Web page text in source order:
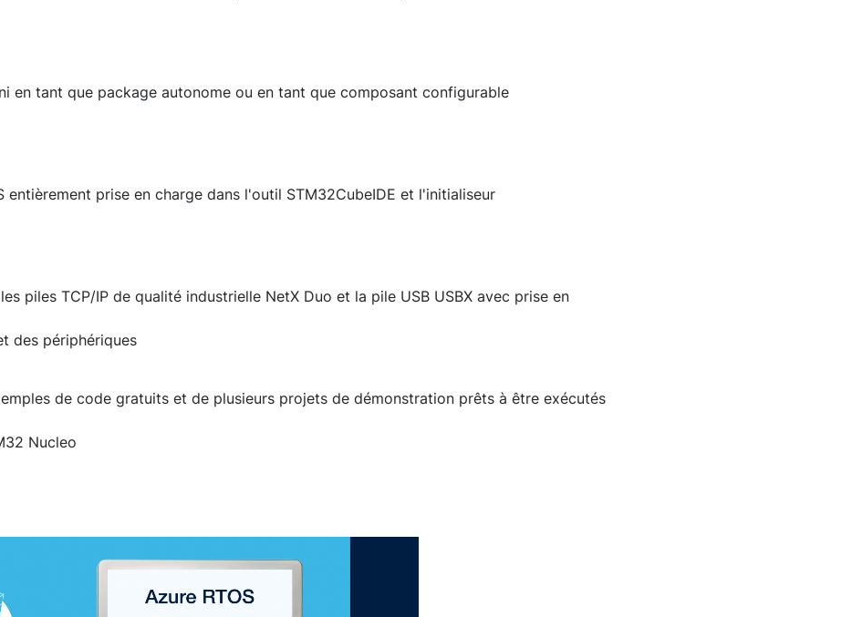
en tant que package autonome ou en tant que composant configurable
entièrement prise en charge dans l'outil STM32CubeIDE et l'initialiseur
piles TCP/IP de qualité industrielle NetX Duo et la pile USB USBX avec prise en
des périphériques
de code gratuits et de plusieurs projets de démonstration prêts à être exécutés
Nucleo